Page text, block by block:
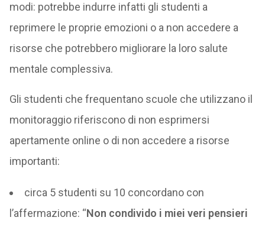
modi: potrebbe indurre infatti gli studenti a
reprimere le proprie emozioni o a non accedere a
risorse che potrebbero migliorare la loro salute
mentale complessiva.
Gli studenti che frequentano scuole che utilizzano il
monitoraggio riferiscono di non esprimersi
apertamente online o di non accedere a risorse
importanti:
circa 5 studenti su 10 concordano con
l’affermazione: “Non condivido i miei veri pensieri